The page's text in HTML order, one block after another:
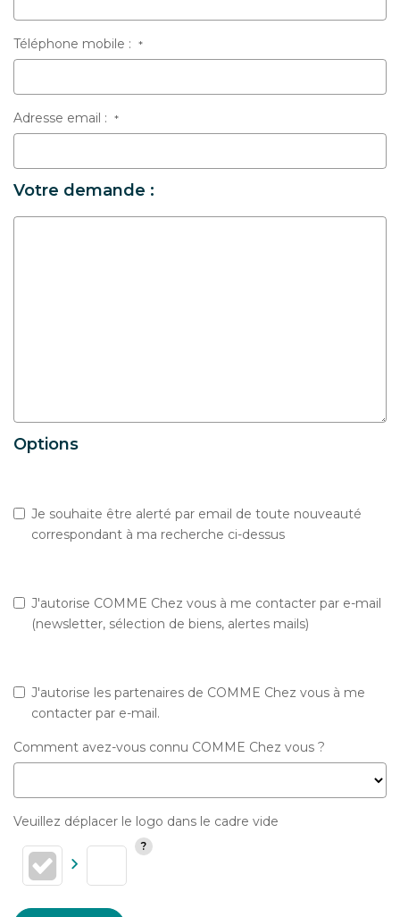
Téléphone mobile : *
Adresse email : *
Votre demande :
Options
Je souhaite être alerté par email de toute nouveauté
correspondant à ma recherche ci-dessus
J'autorise COMME Chez vous à me contacter par e-mail
(newsletter, sélection de biens, alertes mails)
J'autorise les partenaires de COMME Chez vous à me
contacter par e-mail.
Comment avez-vous connu COMME Chez vous ?
Veuillez déplacer le logo dans le cadre vide